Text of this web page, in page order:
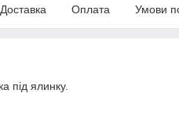
Доставка Оплата Умови
під ялинку.